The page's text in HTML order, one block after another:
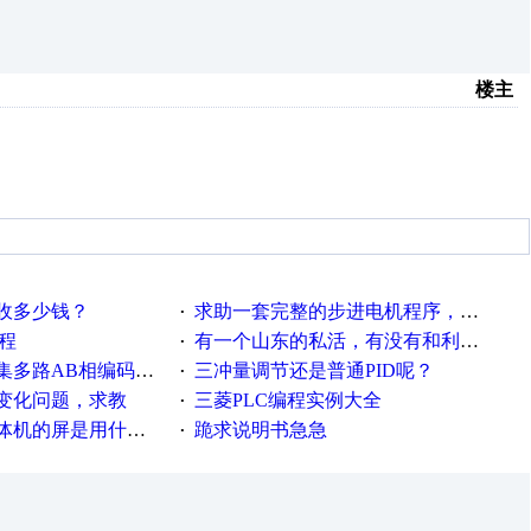
楼主
多少钱？ · 求助一套完整的步进电机程序，三菱的
· 有一个山东的私活，有没有和利时DCS人员来？？
码器信号，并和PLC通讯
·
三冲量调节还是普通PID呢？
化问题，求教
·
三菱PLC编程实例大全
是用什么软件？50分
· 跪求说明书急急